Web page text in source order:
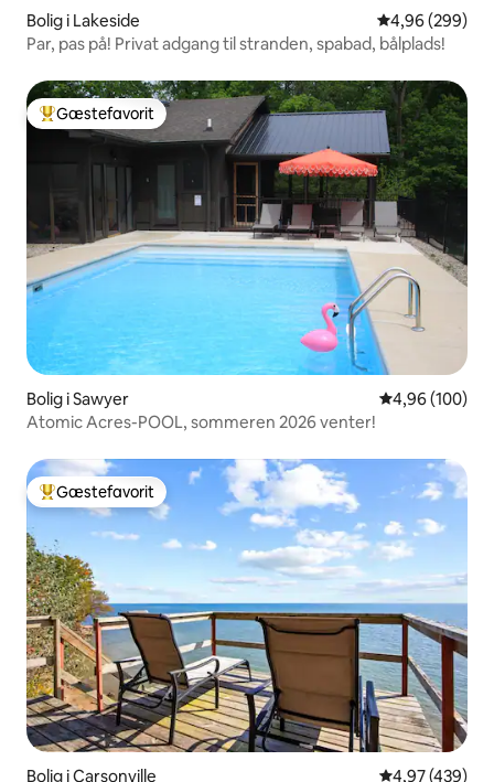
Bolig i Lakeside 4,96 ud af 5 i
4,96 (299)
Par, pas på! Privat adgang til stranden, spabad, bålplads!
Bedste gæstefavorit
Gæstefavorit
Bolig i Sawyer 4,96 ud af 5 i
4,96 (100)
Atomic Acres-POOL, sommeren 2026 venter!
Bedste gæstefavorit
Gæstefavorit
Bolig i Carsonville 4,97 ud af 5 i
4,97 (439)